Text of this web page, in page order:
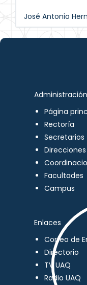
José Antonio
Página
Rectoría
Secretarios
Direcciones
Facultades
Campus
Enlaces
Correo de
Directorio
TV UAQ
Radio UAQ